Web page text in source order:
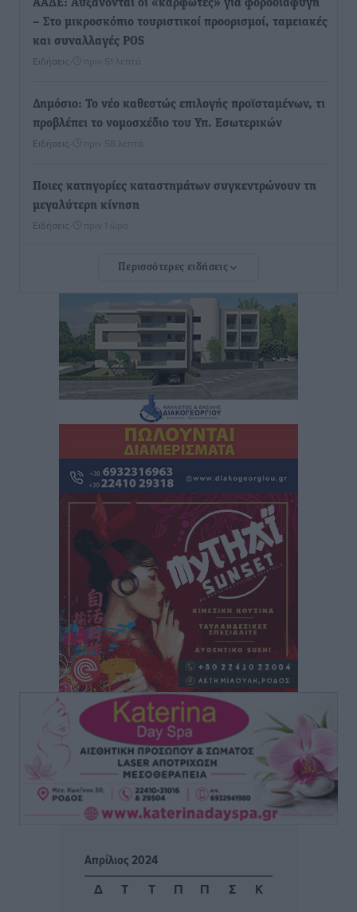
ΑΑΔΕ: Αυξάνονται οι «καρφωτές» για φοροδιαφυγή
– Στο μικροσκόπιο τουριστικοί προορισμοί, ταμειακές
και συναλλαγές POS
Ειδήσεις πριν 51 λεπτά
Δημόσιο: Το νέο καθεστώς επιλογής προϊσταμένων, τι
προβλέπει το νομοσχέδιο του Υπ. Εσωτερικών
Ειδήσεις πριν 58 λεπτά
Ποιες κατηγορίες καταστημάτων συγκεντρώνουν τη
μεγαλύτερη κίνηση
Ειδήσεις πριν 1 ώρα
Αστυπάλαια: Το φως που μένει αναμμένο στο κάστρο
Τουρισμός: «Φτωχός συγγενής κάμπινγκ και
τροχόσπιτα
Ειδήσεις• πριν 1 ώρα
Έφυγε από τη ζωή ο επί σειρά ετών εφημέριος στον
ιερό Ναό του Αγίου Νικολάου Παστίδας Μιχαήλ
Τοπικές Ειδήσεις• πριν 18 ώρες
Αποκαλυπτήρια για την «Ατζέντα 2030» από το βήμα
της ΔΕΘ
πριν 21 ώρες
Από την παράδοση της Ρόδου στα ερευνητικά
εργαστήρια: Το μελεκούνι αποκτά διεθνές
επιστημονικό ενδιαφέρον
Πολιτιστικά• πριν 21 ώρες
Επίσκεψη θα πραγματοποιήσει στη Λέρο τον
Σεπτέμβριο η Όλγα Κεφαλογιάννη
Τοπικές Ειδήσεις• πριν 22 ώρες
Γιώργος Χατζημάρκος: Στηρίζουμε τις εκδηλώσεις
που γίνονται στα νησιά μας γιατί ο πολιτισμός είναι
δικαίωμα όλων και δύναμη ζωής
Περισσότερες ειδήσεις
Απρίλιος 2024
Δ
Τ Τ Π Π Σ Κ